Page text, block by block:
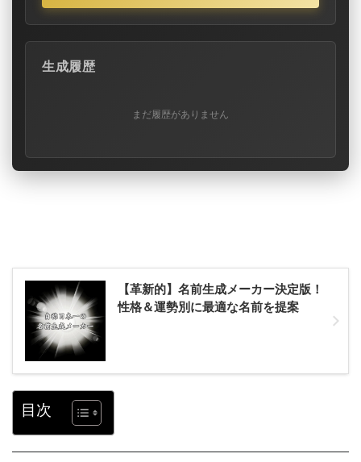
生成履歴
まだ履歴がありません
【革新的】名前生成メーカー決定版！
性格＆運勢別に最適な名前を提案
目次